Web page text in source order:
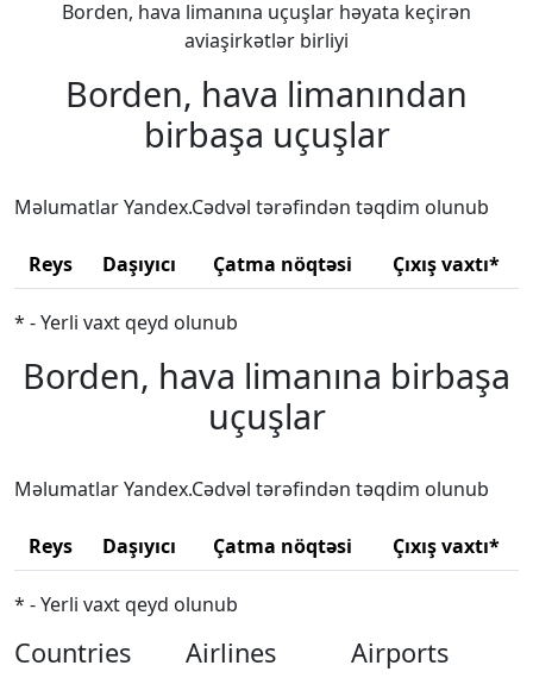
Borden, hava limanına uçuşlar həyata keçirən
aviaşirkətlər birliyi
Borden, hava limanından
birbaşa uçuşlar
Məlumatlar Yandex.Cədvəl tərəfindən təqdim olunub
Reys Daşıyıcı Çatma nöqtəsi Çıxış vaxtı*
* - Yerli vaxt qeyd olunub
Borden, hava limanına birbaşa
uçuşlar
Məlumatlar Yandex.Cədvəl tərəfindən təqdim olunub
Reys Daşıyıcı Çatma nöqtəsi Çıxış vaxtı*
* - Yerli vaxt qeyd olunub
Countries Airlines Airports